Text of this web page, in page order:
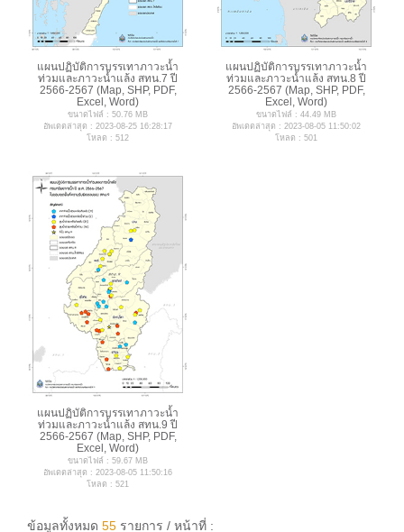
แผนปฏิบัติการบรรเทาภาวะน้ำ
ท่วมและภาวะน้ำแล้ง สทน.7 ปี
2566-2567 (Map, SHP, PDF,
Excel, Word)
ขนาดไฟล์ : 50.76 MB
อัพเดตล่าสุด : 2023-08-25 16:28:17
โหลด : 512
แผนปฏิบัติการบรรเทาภาวะน้ำ
ท่วมและภาวะน้ำแล้ง สทน.8 ปี
2566-2567 (Map, SHP, PDF,
Excel, Word)
ขนาดไฟล์ : 44.49 MB
อัพเดตล่าสุด : 2023-08-05 11:50:02
โหลด : 501
แผนปฏิบัติการบรรเทาภาวะน้ำ
ท่วมและภาวะน้ำแล้ง สทน.9 ปี
2566-2567 (Map, SHP, PDF,
Excel, Word)
ขนาดไฟล์ : 59.67 MB
อัพเดตล่าสุด : 2023-08-05 11:50:16
โหลด : 521
ข้อมูลทั้งหมด 55 รายการ / หน้าที่ :